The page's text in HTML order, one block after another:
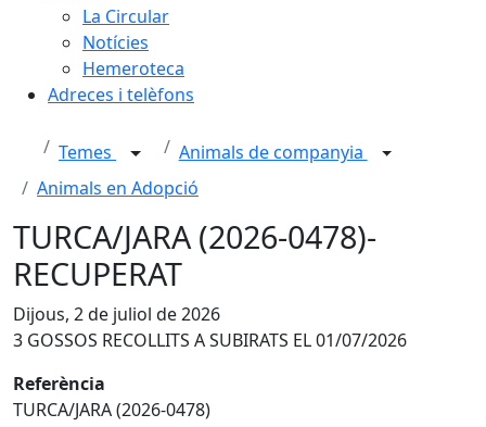
La Circular
Notícies
Hemeroteca
Adreces i telèfons
Temes
Animals de companyia
Animals en Adopció
TURCA/JARA (2026-0478)-
RECUPERAT
Dijous, 2 de juliol de 2026
3 GOSSOS RECOLLITS A SUBIRATS EL 01/07/2026
Referència
TURCA/JARA (2026-0478)